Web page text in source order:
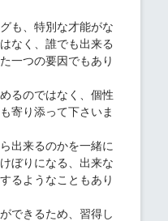
も、特別な才能がな
なく、誰でも出来る
一つの要因でもあり
るのではなく、個性
寄り添って下さいま
出来るのかを一緒に
ぼりになる、出来な
るようなこともあり
できるため、習得し